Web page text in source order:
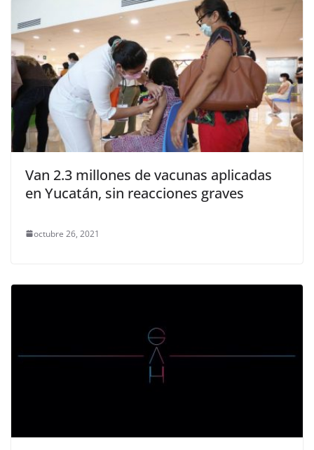
Van 2.3 millones de vacunas aplicadas
en Yucatán, sin reacciones graves
octubre 26, 2021